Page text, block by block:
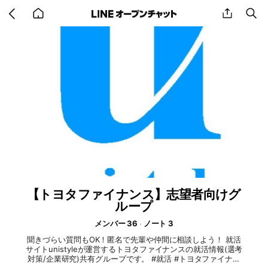
back share
【トヨタファイナンス】志望者向けグ
ループ
メンバー 36
ノート 3
聞きづらい質問もOK！匿名で先輩や仲間に相談しよう！ 就活
サイトunistyleが運営するトヨタファイナンスの就活情報(選考
対策/企業研究)共有グループです。 #就活 #トヨタファイナン